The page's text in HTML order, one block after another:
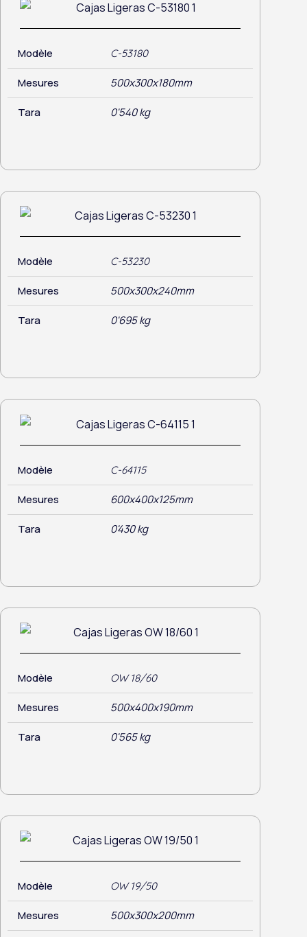
Modèle C-53180
Mesures 500x300x180mm
Tara 0'540 kg
Modèle C-53230
Mesures 500x300x240mm
Tara 0'695 kg
Modèle C-64115
Mesures 600x400x125mm
Tara 0'430 kg
Modèle OW 18/60
Mesures 500x400x190mm
Tara 0'565 kg
Modèle OW 19/50
Mesures 500x300x200mm